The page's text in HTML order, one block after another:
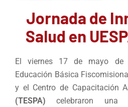
Jornada de
Salud en
El viernes 17 de mayo de
Educación Básica
y el Centro de Capacitación
(TESPA) celebraron una